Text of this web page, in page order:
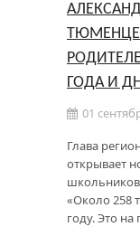
ГОДА И
01
Глава
открывает
«Около 258
году. Это на